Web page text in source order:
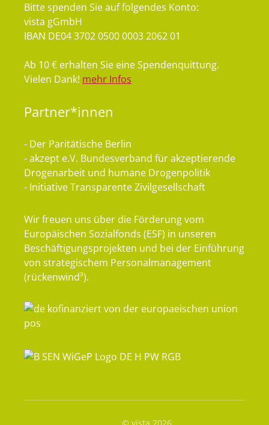
Bitte spenden Sie auf folgendes Konto:
vista gGmbH
IBAN DE04 3702 0500 0003 2062 01
Ab 10 € erhalten Sie eine Spendenquittung.
Vielen Dank! mehr Infos
Partner*innen
- Der Paritätische Berlin
- akzept e.V. Bundesverband für akzeptierende
Drogenarbeit und humane Drogenpolitik
- Initiative Transparente Zivilgesellschaft
Wir freuen uns über die Förderung vom
Europäischen Sozialfonds (ESF) in unseren
Beschäftigungsprojekten und bei der Einführung
von strategischem Personalmanagement
(rückenwind³).
© vista 2026